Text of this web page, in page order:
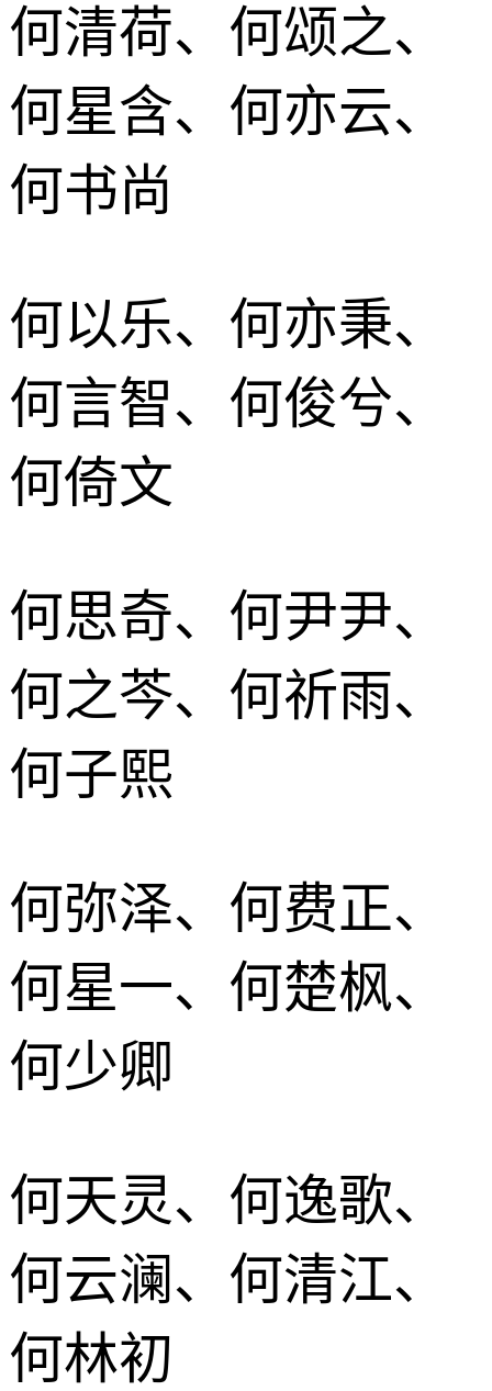
何清荷、何颂之、
何星含、何亦云、
何书尚
何以乐、何亦秉、
何言智、何俊兮、
何倚文
何思奇、何尹尹、
何之芩、何祈雨、
何子熙
何弥泽、何费正、
何星一、何楚枫、
何少卿
何天灵、何逸歌、
何云澜、何清江、
何林初